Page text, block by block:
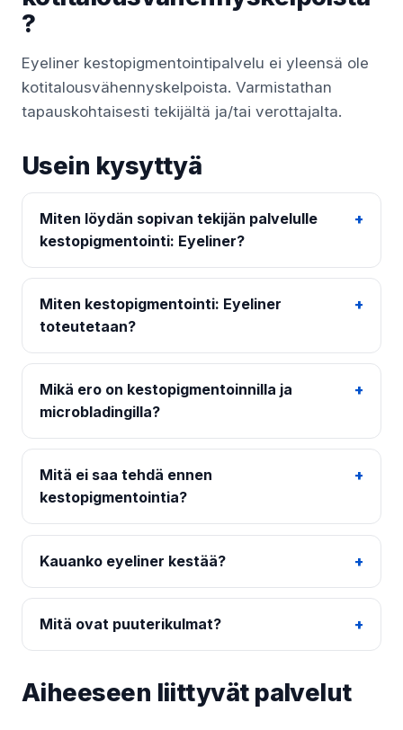
?
Eyeliner kestopigmentointipalvelu ei yleensä ole
kotitalousvähennyskelpoista. Varmistathan
tapauskohtaisesti tekijältä ja/tai verottajalta.
Usein kysyttyä
Miten löydän sopivan tekijän palvelulle
kestopigmentointi: Eyeliner?
Miten kestopigmentointi: Eyeliner
toteutetaan?
Mikä ero on kestopigmentoinnilla ja
microbladingilla?
Mitä ei saa tehdä ennen
kestopigmentointia?
Kauanko eyeliner kestää?
Mitä ovat puuterikulmat?
Aiheeseen liittyvät palvelut